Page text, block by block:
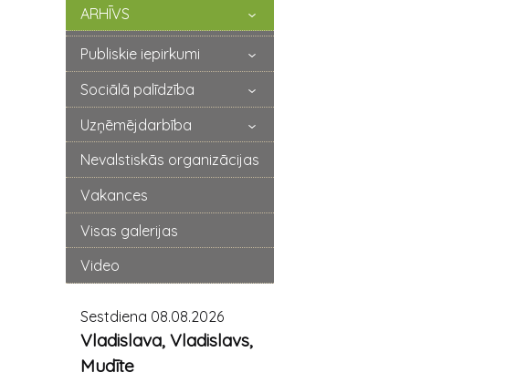
ARHĪVS
Publiskie iepirkumi
Sociālā palīdzība
Uzņēmējdarbība
Nevalstiskās organizācijas
Vakances
Visas galerijas
Video
Sestdiena 08.08.2026
Vladislava, Vladislavs,
Mudīte